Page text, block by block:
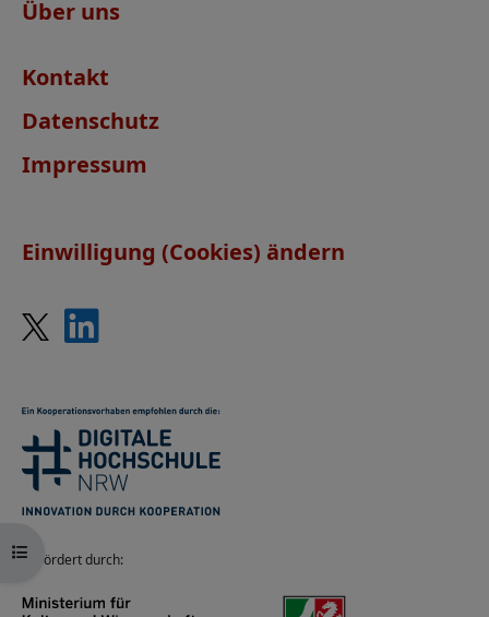
Kursindex öffnen
Über uns
Kontakt
Datenschutz
Impressum
Einwilligung (Cookies) ändern
Gefördert durch: